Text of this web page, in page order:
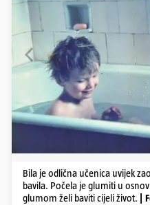
Bila je odlična učenica uvijek
bavila. Počela je glumiti u
glumom želi baviti cijeli život.
|